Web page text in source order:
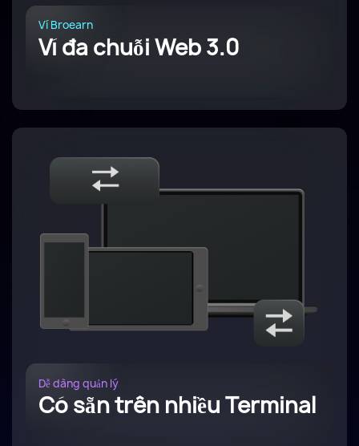
Ví Broearn
Ví đa chuỗi Web 3.0
Dễ dàng quản lý
Có sẵn trên nhiều Terminal